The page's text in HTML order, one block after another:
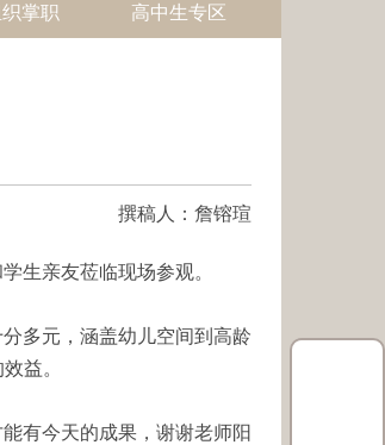
掌职 高中生专区
撰稿人： 詹镕瑄
生亲友莅临现场参观。
多元，涵盖幼儿空间到高龄
益。
有今天的成果，谢谢老师阳